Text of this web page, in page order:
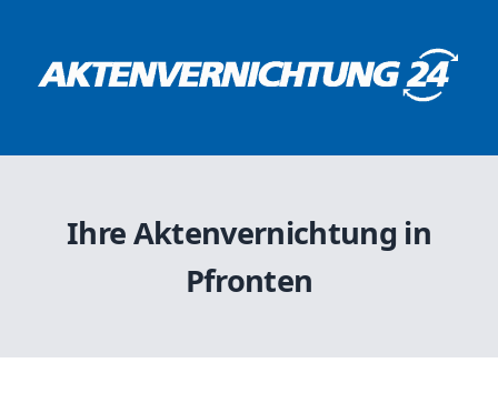
Ihre Aktenvernichtung in
Pfronten